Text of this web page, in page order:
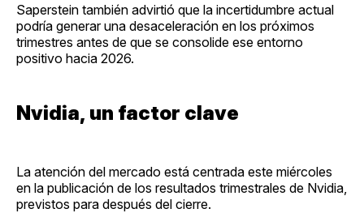
Saperstein también advirtió que la incertidumbre actual
podría generar una desaceleración en los próximos
trimestres antes de que se consolide ese entorno
positivo hacia 2026.
Nvidia, un factor clave
La atención del mercado está centrada este miércoles
en la publicación de los resultados trimestrales de Nvidia,
previstos para después del cierre.